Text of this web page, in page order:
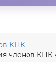
КПК
членов КПК